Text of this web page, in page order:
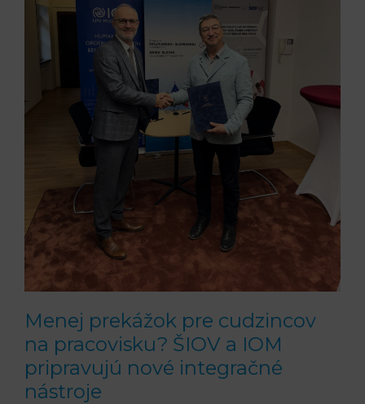
Menej prekážok pre cudzincov
na pracovisku? ŠIOV a IOM
pripravujú nové integračné
nástroje
pracovisku?
ŠIOV
integračné